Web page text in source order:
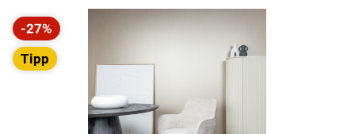
Bildergalerie überspringen
-27%
Rabatt
Tipp